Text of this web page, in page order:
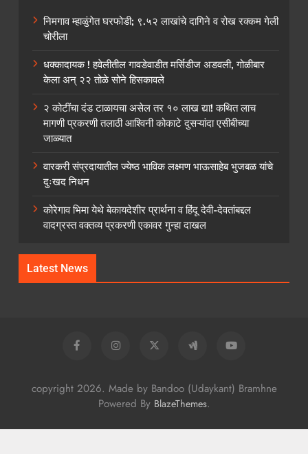
निमगाव म्हाळुंगेत घरफोडी; ९.५२ लाखांचे दागिने व रोख रक्कम गेली
चोरीला
धक्कादायक ! हवेलीतील गावडेवाडीत मर्सिडीज अडवली, गोळीबार
केला अन् २२ तोळे सोने हिसकावले
२ कोटींचा दंड टाळायचा असेल तर १० लाख द्या! कथित लाच
मागणी प्रकरणी तलाठी आश्विनी कोकाटे दुसऱ्यांदा एसीबीच्या
जाळ्यात
वारकरी संप्रदायातील ज्येष्ठ भाविक लक्ष्मण भाऊसाहेब भुजबळ यांचे
दुःखद निधन
कोरेगाव भिमा येथे बेकायदेशीर प्रार्थना व हिंदू देवी-देवतांबद्दल
वादग्रस्त वक्तव्य प्रकरणी एकावर गुन्हा दाखल
Latest News
copyright 2026. Made by Bandoo (Udaykant) Bramhne
Powered By BlazeThemes.